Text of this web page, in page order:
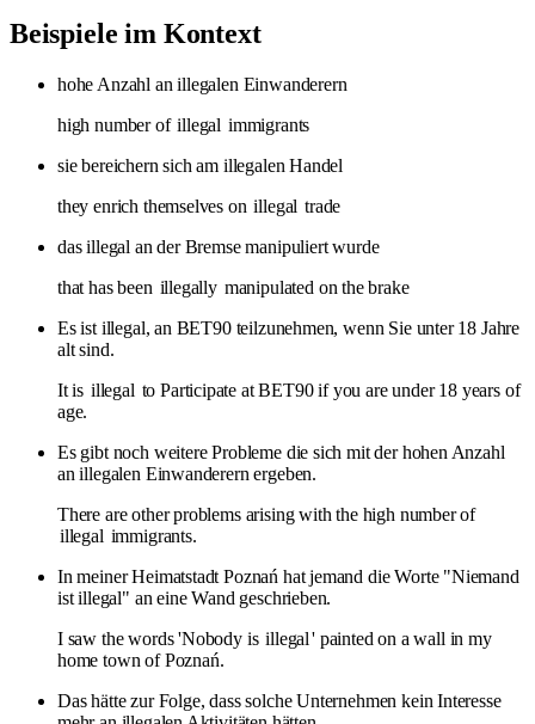
Beispiele im Kontext
hohe Anzahl an illegalen Einwanderern
high number of illegal immigrants
sie bereichern sich am illegalen Handel
they enrich themselves on illegal trade
das illegal an der Bremse manipuliert wurde
that has been illegally manipulated on the brake
Es ist illegal, an BET90 teilzunehmen, wenn Sie unter 18 Jahre
alt sind.
It is illegal to Participate at BET90 if you are under 18 years of
age.
Es gibt noch weitere Probleme die sich mit der hohen Anzahl
an illegalen Einwanderern ergeben.
There are other problems arising with the high number of
illegal immigrants.
In meiner Heimatstadt Poznań hat jemand die Worte "Niemand
ist illegal" an eine Wand geschrieben.
I saw the words 'Nobody is illegal' painted on a wall in my
home town of Poznań.
Das hätte zur Folge, dass solche Unternehmen kein Interesse